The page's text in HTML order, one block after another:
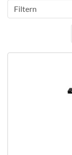
Filtern